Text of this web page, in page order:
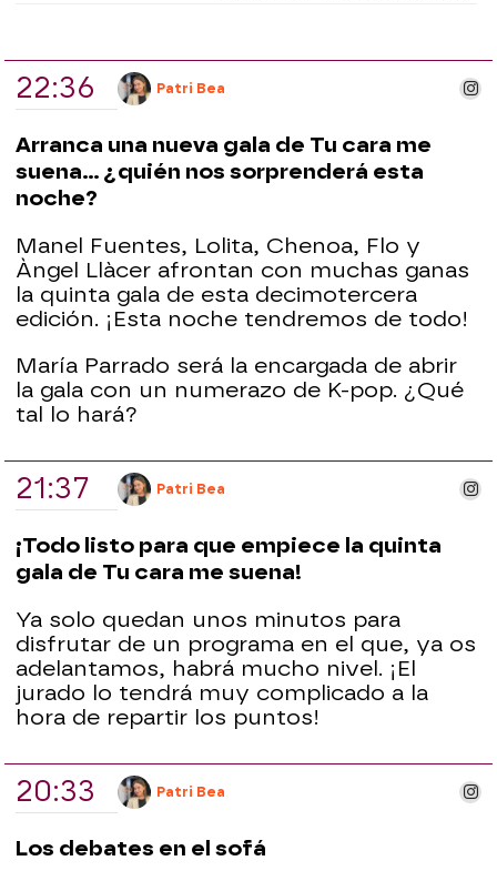
22:36 Patri Bea
Arranca una nueva gala de Tu cara me
suena... ¿quién nos sorprenderá esta
noche?
Manel Fuentes, Lolita, Chenoa, Flo y
Àngel Llàcer afrontan con muchas ganas
la quinta gala de esta decimotercera
edición. ¡Esta noche tendremos de todo!
María Parrado será la encargada de abrir
la gala con un numerazo de K-pop. ¿Qué
tal lo hará?
21:37 Patri Bea
¡Todo listo para que empiece la quinta
gala de Tu cara me suena!
Ya solo quedan unos minutos para
disfrutar de un programa en el que, ya os
adelantamos, habrá mucho nivel. ¡El
jurado lo tendrá muy complicado a la
hora de repartir los puntos!
20:33 Patri Bea
Los debates en el sofá